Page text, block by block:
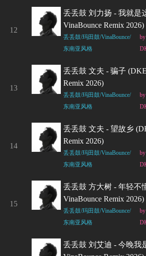
12
丢丢鼓 刘力扬 - 我就是
VinaBounce Remix 2026)
丢丢鼓/玛田鼓/VinaBounce/
东南亚风格
by
13
丢丢鼓 文夫 - 骗子
Remix 2026)
丢丢鼓/玛田鼓/VinaBounce/
东南亚风格
by
14
丢丢鼓 文夫 - 望故乡
Remix 2026)
丢丢鼓/玛田鼓/VinaBounce/
东南亚风格
by
15
丢丢鼓 方大树 - 年轻不
VinaBounce Remix 2026)
丢丢鼓/玛田鼓/VinaBounce/
东南亚风格
by
丢丢鼓 刘艾迪 - 今晚我